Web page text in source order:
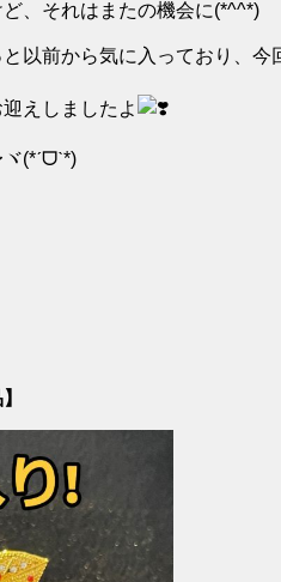
、それはまたの機会に(*^^*)
以前から気に入っており、今
えしましたよ
(*ˊᗜˋ*)